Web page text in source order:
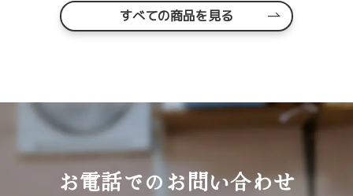
すべての商品を見る
お電話でのお問い合わせ